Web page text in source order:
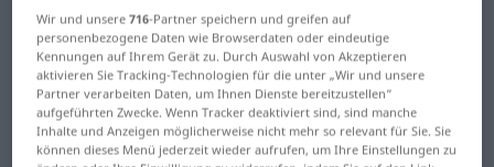
Deutsch-Portugiesisch
Übersetzung für "Gelegenheit"
"Gelegenheit" Portugiesisch
Wir und unsere716-Partner speichern und greifen auf
personenbezogene Daten wie Browserdaten oder eindeutige
Kennungen auf Ihrem Gerät zu. Durch Auswahl von Akzeptieren
aktivieren Sie Tracking-Technologien für die unter „Wir und unsere
Partner verarbeiten Daten, um Ihnen Dienste bereitzustellen“
aufgeführten Zwecke. Wenn Tracker deaktiviert sind, sind manche
Inhalte und Anzeigen möglicherweise nicht mehr so relevant für Sie. Sie
können dieses Menü jederzeit wieder aufrufen, um Ihre Einstellungen zu